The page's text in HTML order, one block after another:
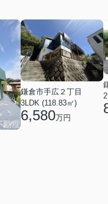
鎌倉市手広２丁目
3LDK (118.83㎡)
6,580万円